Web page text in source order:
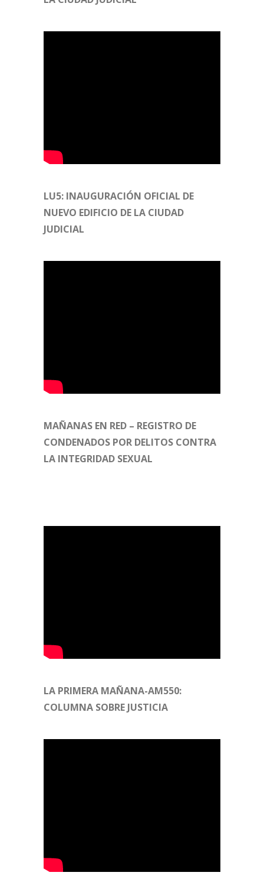
LU5: INAUGURACIÓN OFICIAL DE
NUEVO EDIFICIO DE LA CIUDAD
JUDICIAL
MAÑANAS EN RED – REGISTRO DE
CONDENADOS POR DELITOS CONTRA
LA INTEGRIDAD SEXUAL
LA PRIMERA MAÑANA-AM550:
COLUMNA SOBRE JUSTICIA